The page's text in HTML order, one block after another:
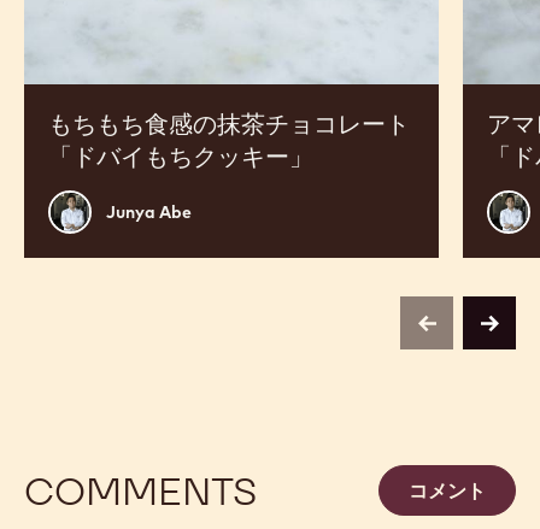
もちもち食感の抹茶チョコレート
「ドバイもちクッキー」
Junya
Abe
Junya Abe
ト
「ド
ク
ア
「
Abe
感
「ド
ク
ッ
キ
ー」
previousnext
COMMENTS コメント